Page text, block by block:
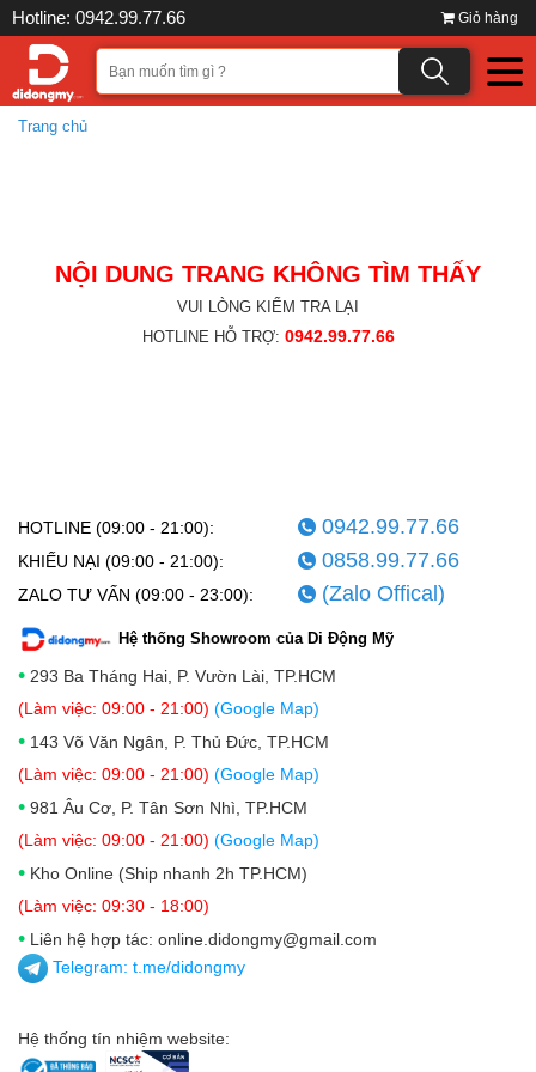
Hotline: 0942.99.77.66 Giỏ hàng
Trang chủ
NỘI DUNG TRANG KHÔNG TÌM THẤY
VUI LÒNG KIỂM TRA LẠI
HOTLINE HỖ TRỢ: 0942.99.77.66
HOTLINE (09:00 - 21:00): 0942.99.77.66
KHIẾU NẠI (09:00 - 21:00): 0858.99.77.66
ZALO TƯ VẤN (09:00 - 23:00): (Zalo Offical)
Hệ thống Showroom của Di Động Mỹ
• 293 Ba Tháng Hai, P. Vườn Lài, TP.HCM
(Làm việc: 09:00 - 21:00) (Google Map)
• 143 Võ Văn Ngân, P. Thủ Đức, TP.HCM
(Làm việc: 09:00 - 21:00) (Google Map)
• 981 Âu Cơ, P. Tân Sơn Nhì, TP.HCM
(Làm việc: 09:00 - 21:00) (Google Map)
• Kho Online (Ship nhanh 2h TP.HCM)
(Làm việc: 09:30 - 18:00)
• Liên hệ hợp tác: online.didongmy@gmail.com
Telegram: t.me/didongmy
Hệ thống tín nhiệm website: